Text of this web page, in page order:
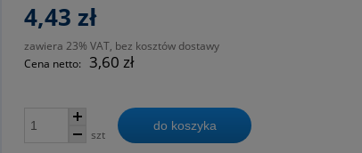
4,43 zł
zawiera 23% VAT, bez kosztów dostawy
Cena netto:
3,60 zł
szt
do koszyka